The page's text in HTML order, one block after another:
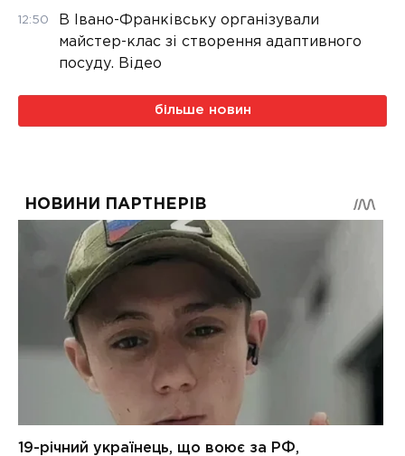
12:50
В Івано-Франківську організували
майстер-клас зі створення адаптивного
посуду. Відео
більше новин